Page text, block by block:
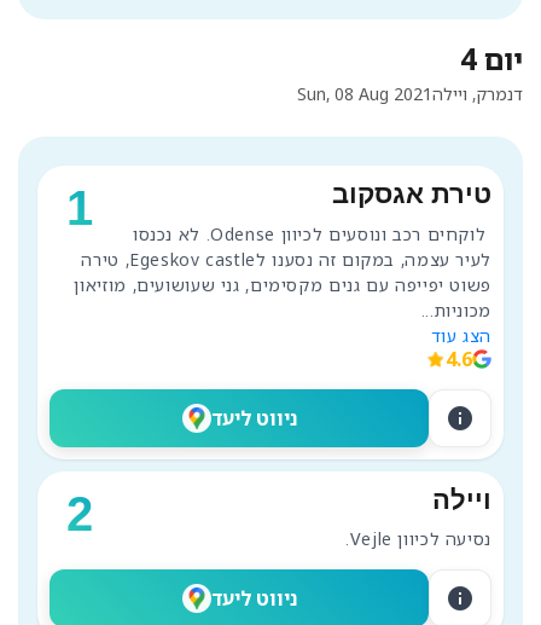
יום 4
Sun, 08 Aug 2021דנמרק, ויילה
1 טירת אגסקוב
לעיר עצמה, במקום זה נסענו לEgeskov castle, טירה
פשוט יפייפה עם גנים מקסימים, גני שעושועים, מוזיאון
מכוניות...
הצג עוד
4.6
ניווט ליעד info
2 ויילה
נסיעה לכיוון Vejle.
ניווט ליעד info